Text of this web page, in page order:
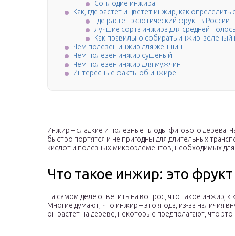
Соплодие инжира
Как, где растет и цветет инжир, как определить
Где растет экзотический фрукт в России
Лучшие сорта инжира для средней
Как правильно собирать инжир: зеленый
Чем полезен инжир для женщин
Чем полезен инжир сушеный
Чем полезен инжир для мужчин
Интересные факты об инжире
Инжир – сладкие и полезные плоды фигового дерева.
быстро портятся и не пригодны для длительных
кислот и полезных микроэлементов, необходимых для
Что такое инжир: это
На самом деле ответить на вопрос, что такое инжир,
Многие думают, что инжир – это ягода, из-за наличия
он растет на дереве, некоторые предполагают, что это